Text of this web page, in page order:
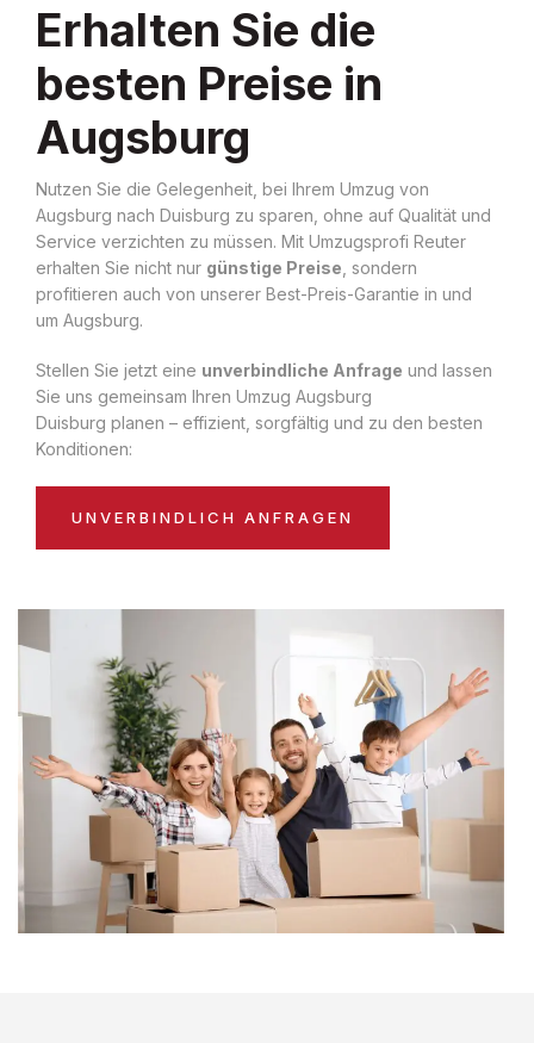
Erhalten Sie die
besten Preise in
Augsburg
Nutzen Sie die Gelegenheit, bei Ihrem Umzug von
Augsburg nach Duisburg zu sparen, ohne auf Qualität und
Service verzichten zu müssen. Mit Umzugsprofi Reuter
erhalten Sie nicht nur günstige Preise , sondern
profitieren auch von unserer Best-Preis-Garantie in und
um Augsburg.
Stellen Sie jetzt eine unverbindliche Anfrage und lassen
Sie uns gemeinsam Ihren Umzug Augsburg
Duisburg planen – effizient, sorgfältig und zu den besten
Konditionen:
UNVERBINDLICH ANFRAGEN